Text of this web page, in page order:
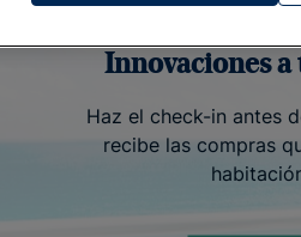
Innovaciones
Haz el check-in antes
recibe las compras